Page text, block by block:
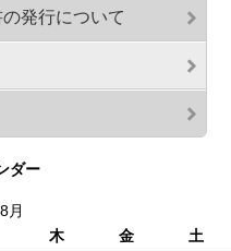
発行について
ダー
月
木 金
土